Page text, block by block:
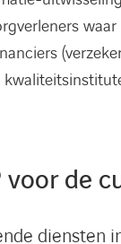
voor de
diensten